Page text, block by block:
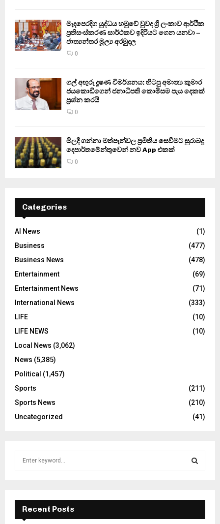
මැදපෙරදිග යුද්ධය හමුවේ වුවද ශ්‍රී ලංකාව ආර්ථික
ප්‍රතිසංස්කරණ සාර්ථකව ඉදිරියට ගෙන යනවා –
ජාත්‍යන්තර මූල්‍ය අරමුදල
0
ගල් අඟුරු දූෂණ විමර්ශනය: හිටපු අමාත්‍ය කුමාර
ජයකොඩිගෙන් ජනාධිපති කොමිසම පැය දෙකක්
ප්‍රශ්න කරයි
0
මිලදී ගන්නා මත්පැන්වල ප්‍රමිතිය සෙවීමට සුරාබදු
දෙපාර්තමේන්තුවෙන් නව App එකක්
0
Categories
AI News
(1)
Business
(477)
Business News
(478)
Entertainment
(69)
Entertainment News
(71)
International News
(333)
LIFE
(10)
LIFE NEWS
(10)
Local News (3,062)
News (5,385)
Political (1,457)
Sports
(211)
Sports News
(210)
Uncategorized
(41)
f
E
A
Recent Posts